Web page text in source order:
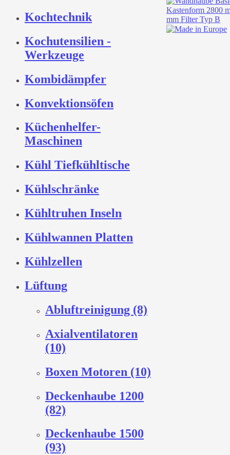
Kochtechnik
Kochutensilien -
Werkzeuge
Kombidämpfer
Konvektionsöfen
Küchenhelfer-
Maschinen
Kühl Tiefkühltische
Kühlschränke
Kühltruhen Inseln
Kühlwannen Platten
Kühlzellen
Lüftung
Abluftreinigung (8)
Axialventilatoren
(10)
Boxen Motoren (10)
Deckenhaube 1200
(82)
Deckenhaube 1500
(93)